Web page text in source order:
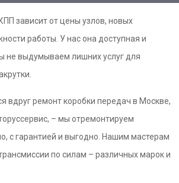
зависит от цены узлов, новых
работы. У нас она доступная и
не выдумываем лишних услуг для
вдруг ремонт коробки передач в Москве,
– мы отремонтируем
с гарантией и выгодно. Нашим мастерам
по силам – различных марок и